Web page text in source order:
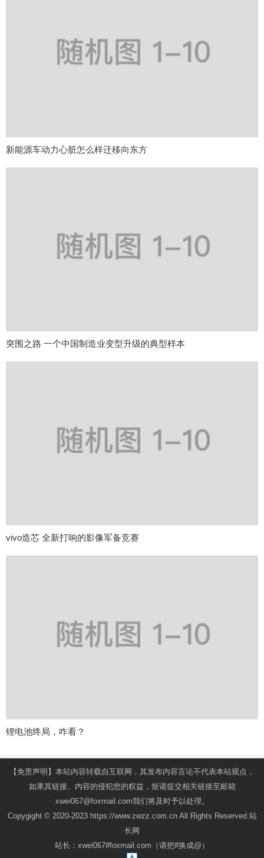
新能源车动力心脏怎么样迁移向东方
突围之路 一个中国制造业变型升级的典型样本
vivo造芯 全新打响的影像军备竞赛
锂电池终局，咋看？
【免责声明】本站内容转载自互联网，其发布内容言论不代表本站观点，
如果其链接、内容的侵犯您的权益，烦请提交相关链接至邮箱
xwei067@foxmail.com我们将及时予以处理。
Copygight © 2020-2023 https://www.zwzz.com.cn All Rights Reserved.站
长网
站长：xwei067#foxmail.com（请把#换成@）